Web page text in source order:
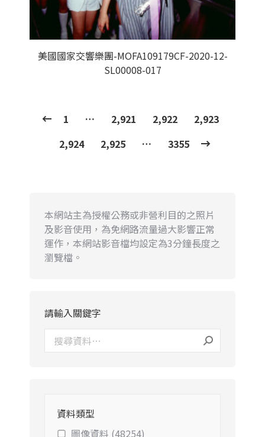
美國國家交響樂團-MOFA109179CF-2020-12-
SL00008-017
1 … 2,921 2,922
2,923
2,924
2,925 … 3355
本網站主為授權公務或非營利目的之照片
及影音使用，為免網路流量過大影響正常
運作，本網站影音檔均設定為3分鐘長度之
瀏覽檔。
請輸入關鍵字
資料類型
圖像資料 (48254)